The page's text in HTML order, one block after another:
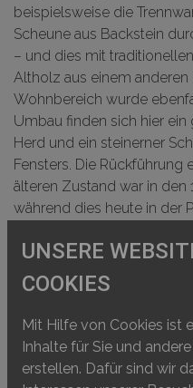
beispielsweise die
Scheune aus Backstein
– und dies mit
Altholz aus einem anderen
Wohnbereich wurde
Umbau finden sich hier
Herd und ein steinerner
Fensters. Die Rückführung
älteren Zustand war in den
während dies heute in der
Nichtsdestotrotz sind
fester Bestandteil für
Beispiel des
allerdings auch deutlich
Massnahmen und die in
Wahrnehmung eines
Umbau noch allgemein
UNSERE
COOKIES
Mit Hilfe von Cookies ist
Inhalte für Sie und
erstellen. Dafür sind wir